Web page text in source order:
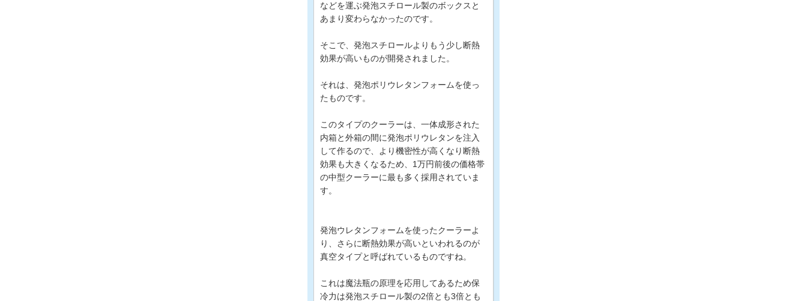
などを運ぶ発泡スチロール製のボックスと
あまり変わらなかったのです。
そこで、発泡スチロールよりもう少し断熱
効果が高いものが開発されました。
それは、発泡ポリウレタンフォームを使っ
たものです。
このタイプのクーラーは、一体成形された
内箱と外箱の間に発泡ポリウレタンを注入
して作るので、より機密性が高くなり断熱
効果も大きくなるため、1万円前後の価格帯
の中型クーラーに最も多く採用されていま
す。
発泡ウレタンフォームを使ったクーラーよ
り、さらに断熱効果が高いといわれるのが
真空タイプと呼ばれているものですね。
これは魔法瓶の原理を応用してあるため保
冷力は発泡スチロール製の2倍とも3倍とも